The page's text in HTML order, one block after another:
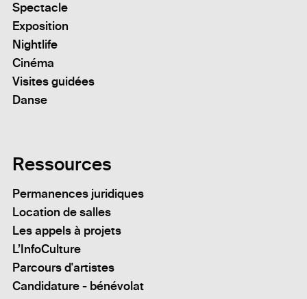
Spectacle
Exposition
Nightlife
Cinéma
Visites guidées
Danse
Ressources
Permanences juridiques
Location de salles
Les appels à projets
L’InfoCulture
Parcours d'artistes
Candidature - bénévolat